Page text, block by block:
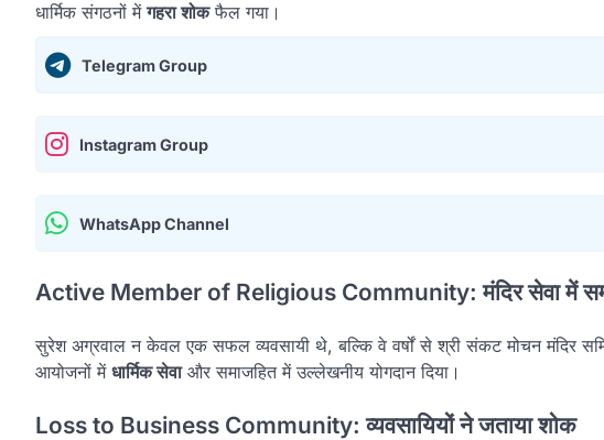
धार्मिक संगठनों मेंगहरा शोकफैल गया।
Telegram Group
Instagram Group
WhatsApp Channel
Active Member of Religious Community: मंदिर सेवा में
सुरेश अग्रवाल न केवल एक सफल व्यवसायी थे, बल्कि वे वर्षों से श्री संकट मोचन मंदिर
आयोजनों में धार्मिक सेवाऔर समाजहित में उल्लेखनीय योगदान दिया।
Loss to Business Community: व्यवसायियों ने जताया शोक